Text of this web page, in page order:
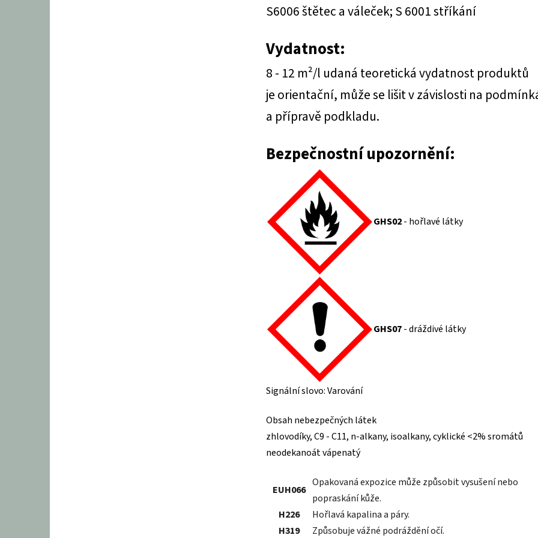
S6006 štětec a váleček; S 6001 stříkání
Vydatnost:
8 - 12 m²/l udaná teoretická vydatnost produktů
je orientační, může se lišit v závislosti na
a přípravě podkladu.
Bezpečnostní upozornění:
GHS02- hořlavé látky
GHS07- dráždivé látky
Signální slovo: Varování
Obsah nebezpečných látek
zhlovodíky, C9 - C11, n-alkany, isoalkany, cyklické <2% sromátů
neodekanoát vápenatý
EUH066
Opakovaná expozice může způsobit vysušení nebo
popraskání kůže.
H226
Hořlavá kapalina a páry.
H319
Způsobuje vážné podráždění očí.